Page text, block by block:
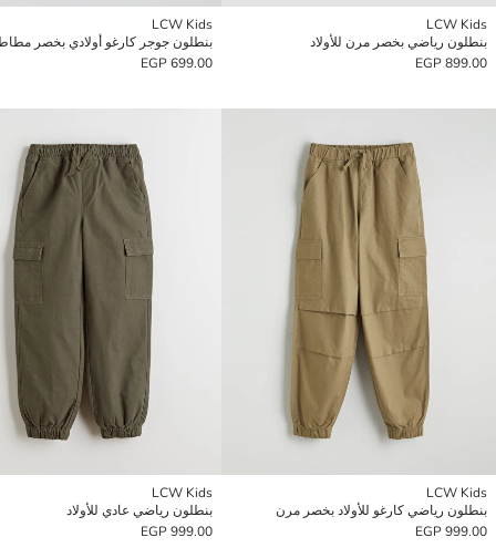
LCW Kids
بنطلون رياضي بخصر مرن للأولاد
899.00 EGP
LCW Kids
بنطلون جوجر كارغو أولادي بخصر
699.00 EGP
LCW Kids
بنطلون رياضي كارغو للأولاد بخصر مرن
999.00 EGP
LCW Kids
بنطلون رياضي عادي للأولاد
999.00 EGP